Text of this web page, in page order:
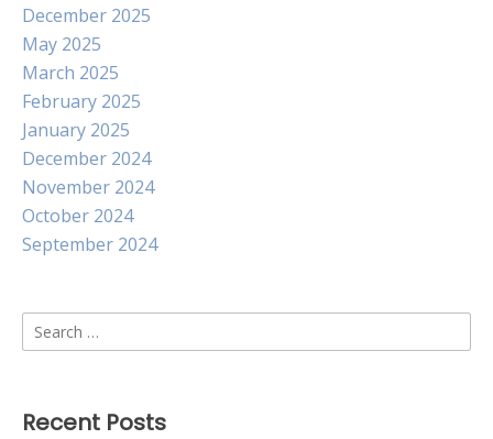
December 2025
May 2025
March 2025
February 2025
January 2025
December 2024
November 2024
October 2024
September 2024
Search
for:
Recent Posts